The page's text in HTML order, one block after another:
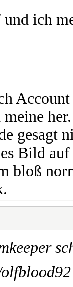
ich
gesagt
Bild auf
bloß